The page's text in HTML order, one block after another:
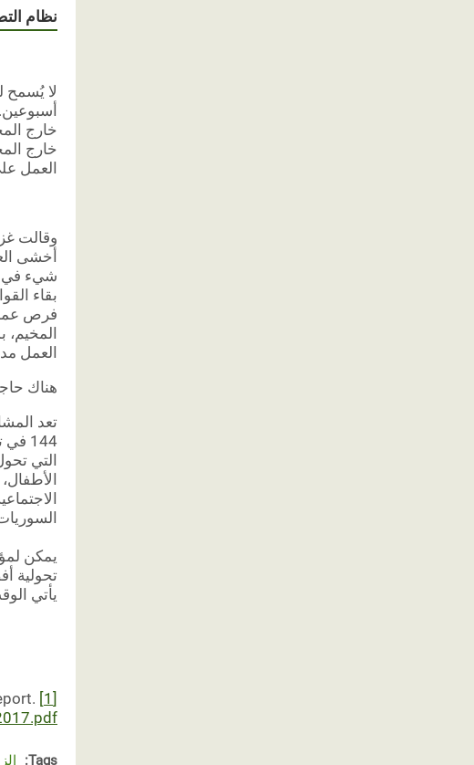
نظام
لا يُسمح
خارج
خارج
العمل
وقالت
أخشى
شيء في
بقاء
فرص عمل
العمل
هناك
144 في تحليل الفجوة بين الجنسين في المنتدى الاقتصادي العالمي
التي
السوريات على 4 في المائة فقط من إجمالي
يمكن
تحولية
يأتي
[1]
Tags: